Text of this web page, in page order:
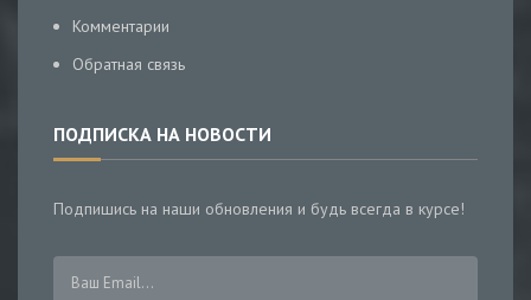
Комментарии
Обратная связь
ПОДПИСКА НА НОВОСТИ
Подпишись на наши обновления и будь всегда в курсе!